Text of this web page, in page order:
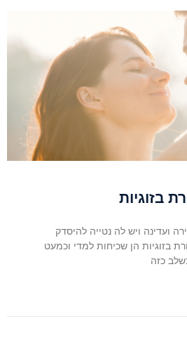
בזוגיות
ועדינה ויש לה נטייה להיסדק
בזוגיות הן שכיחות למדי וכמעט
כזה